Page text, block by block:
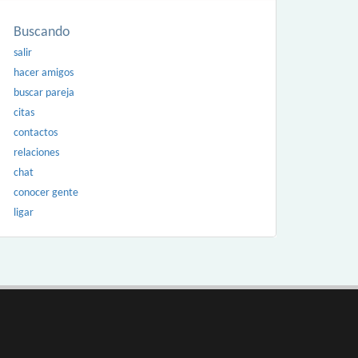
Buscando
salir
hacer amigos
buscar pareja
citas
contactos
relaciones
chat
conocer gente
ligar